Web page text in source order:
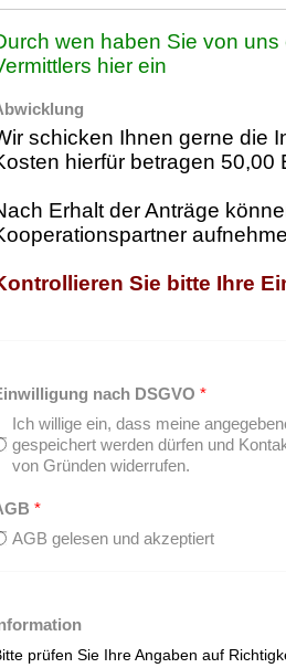
wen haben Sie von
hier ein
schicken Ihnen gerne die
hierfür betragen 50,00
Erhalt der Anträge
Sie bitte Ihre
nach DSGVO *
Ich willige ein, dass meine
gespeichert werden dürfen und
von Gründen widerrufen.
*
AGB gelesen und akzeptiert
prüfen Sie Ihre Angaben auf